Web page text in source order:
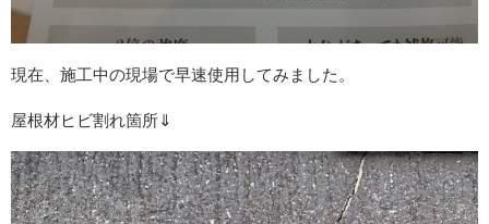
現在、施工中の現場で早速使用してみました。
屋根材ヒビ割れ箇所⇓